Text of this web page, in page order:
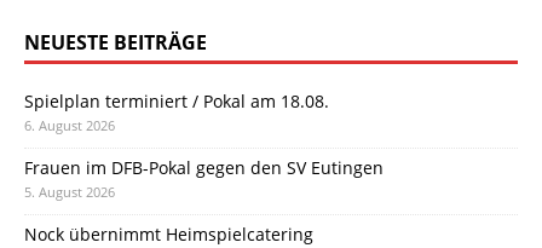
NEUESTE BEITRÄGE
Spielplan terminiert / Pokal am 18.08.
6. August 2026
Frauen im DFB-Pokal gegen den SV Eutingen
5. August 2026
Nock übernimmt Heimspielcatering